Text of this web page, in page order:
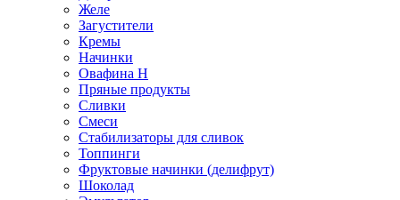
Желe
Загустители
Кремы
Начинки
Овафина Н
Пряные продукты
Сливки
Смеси
Стабилизаторы для сливок
Топпинги
Фруктовые начинки (делифрут)
Шоколад